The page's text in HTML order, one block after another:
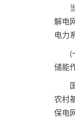
当
解电
电力
(一
储能
国
农村
保电